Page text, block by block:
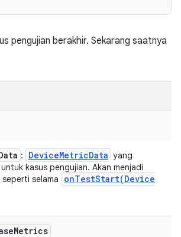
pengujian berakhir. Sekarang saatnya
: DeviceMetricData yang
kasus pengujian. Akan menjadi
selama
onTestStart(Device
Metrics